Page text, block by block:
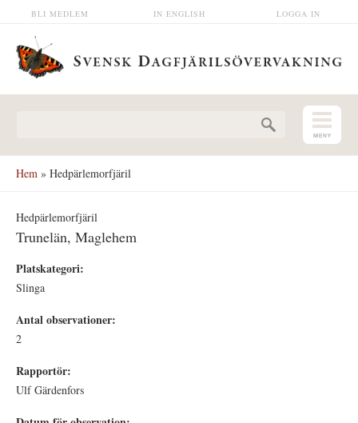
Hoppa till huvudinnehåll LOGGA IN
IN ENGLISH
BLI MEDLEM
Hem » Hedpärlemorfjäril
Hedpärlemorfjäril
Trunelän, Maglehem
Platskategori:
Slinga
Antal observationer:
2
Rapportör:
Ulf Gärdenfors